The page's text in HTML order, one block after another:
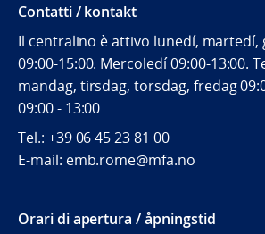
Contatti / kontakt
Il centralino è attivo lunedí, martedí,
09:00-15:00. Mercoledí 09:00-13:00.
mandag, tirsdag, torsdag, fredag
09:00 - 13:00
Tel.: +39 06 45 23 81 00
E-mail: emb.rome@mfa.no
Orari di apertura / åpningstid